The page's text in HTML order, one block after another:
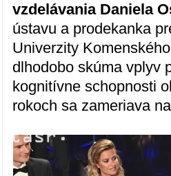
vzdelávania Daniela
ústavu a prodekanka
Univerzity
dlhodobo skúma vplyv
kognitívne schopnosti
rokoch sa zameriava